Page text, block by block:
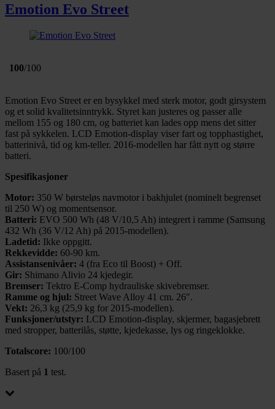
Emotion Evo Street
100/100
Emotion Evo Street er en bysykkel med sterk motor, godt girsystem
og et solid kvalitetsinntrykk. Styret kan justeres og passer alle
mellom 155 og 180 cm, og batteriet kan lades opp mens det sitter
fast på sykkelen. LCD Emotion-display viser fart og topphastighet,
batterinivå, tid og km-teller. 2016-modellen har fått nytt og større
batteri.
Spesifikasjoner
Motor: 350 W børsteløs navmotor i bakhjulet (nominelt begrenset
til 250 W) og momentsensor.
Batteri: EVO 500 Wh (48 V/10,5 Ah) integrert i ramme (Samsung
432 Wh (36 V/12 Ah) på 2015-modellen).
Ladetid: Ikke oppgitt.
Rekkevidde: 60-90 km.
Assistansenivåer: 4 (fra Eco til Boost) + Off.
Gir: Shimano Alivio 24 kjedegir.
Bremser: Tektro E-Comp hydrauliske skivebremser.
Ramme og hjul: Street Wave Alloy 41 cm. 26″.
Vekt: 26,3 kg (25,9 kg for 2015-modellen).
Funksjoner/utstyr: LCD Emotion-display, skjermer, bagasjebrett
med stropper, batterilås, støtte, kjedekasse, lys og ringeklokke.
Totalscore: 100/100
Basert på 1 test.